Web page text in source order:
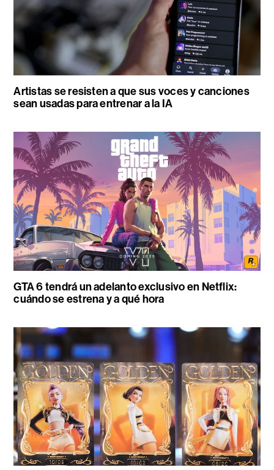
Artistas se resisten a que sus voces y canciones
sean usadas para entrenar a la IA
GTA 6 tendrá un adelanto exclusivo en Netflix:
cuándo se estrena y a qué hora